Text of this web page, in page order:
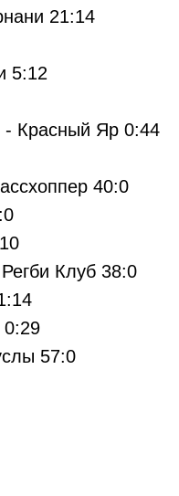
21:14
5:12
- Красный Яр 0:44
40:0
Клуб 38:0
0:29
57:0